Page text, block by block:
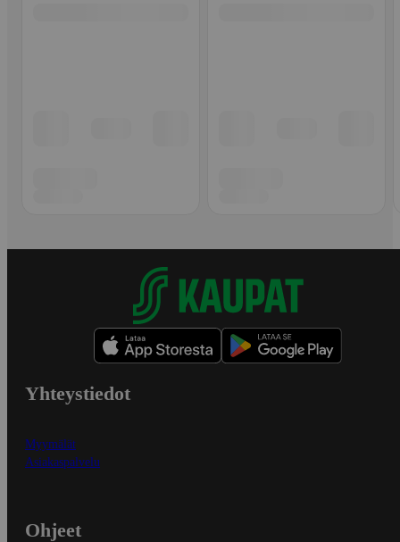
Yhteystiedot
Myymälät
Asiakaspalvelu
Ohjeet